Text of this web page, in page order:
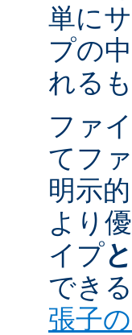
単に
プの
れる
ファ
てフ
明示
より
イプと
でき
張子